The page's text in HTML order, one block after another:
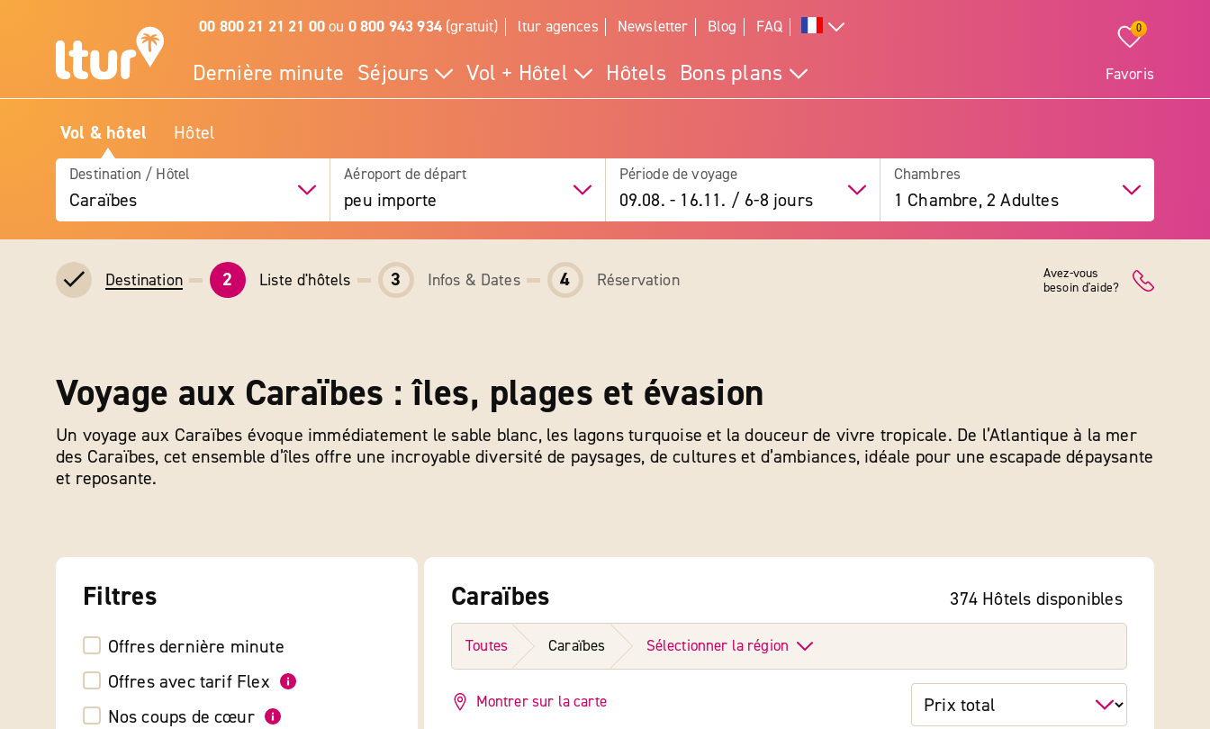
00 800 21 21 21 00ou 0 800 943 934(gratuit) ltur agences Newsletter Blog FAQ
Dernière minute Séjours Vol + Hôtel Hôtels Bons plans
0
Favoris
Vol & hôtel Hôtel
Destination / Hôtel
Caraïbes
Aéroport de départ
peu importe
Période de voyage
09.08. - 16.11. / 6-8 jours
Chambres
1 Chambre, 2 Adultes
Destination 2 Liste d'hôtels 3 Infos & Dates 4 Réservation
Avez-vous
besoin d'aide?
Voyage aux Caraïbes : îles, plages et évasion
Un voyage aux Caraïbes évoque immédiatement le sable blanc, les lagons turquoise et la douceur de vivre tropicale. De l’Atlantique à la mer
des Caraïbes, cet ensemble d’îles offre une incroyable diversité de paysages, de cultures et d’ambiances, idéale pour une escapade dépaysante
et reposante.
Filtres
Offres dernière minute
Offres avec tarif Flex
Nos coups de cœur
Caraïbes 374 Hôtels disponibles
Toutes Caraïbes Sélectionner la région
Montrer sur la carte